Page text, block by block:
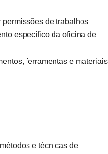
permissões de trabalhos
específico da oficina de
ferramentas e materiais
e técnicas de